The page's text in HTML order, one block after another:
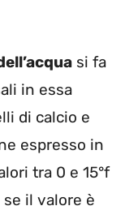
si fa
in essa
di calcio e
espresso in
tra 0 e 15°f
il valore è